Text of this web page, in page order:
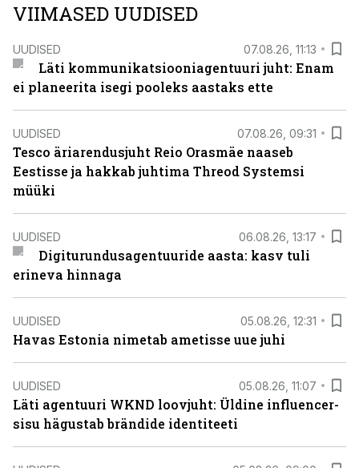
VIIMASED UUDISED
UUDISED 07.08.26, 11:13
Läti kommunikatsiooniagentuuri juht: Enam
ei planeerita isegi pooleks aastaks ette
UUDISED 07.08.26, 09:31
Tesco äriarendusjuht Reio Orasmäe naaseb
Eestisse ja hakkab juhtima Threod Systemsi
müüki
UUDISED 06.08.26, 13:17
Digiturundusagentuuride aasta: kasv tuli
erineva hinnaga
UUDISED 05.08.26, 12:31
Havas Estonia nimetab ametisse uue juhi
UUDISED 05.08.26, 11:07
Läti agentuuri WKND loovjuht: Üldine influencer-
sisu hägustab brändide identiteeti